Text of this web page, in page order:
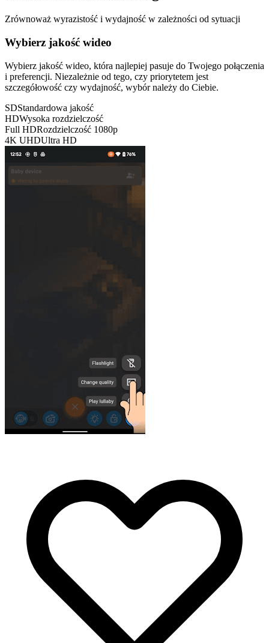
Zrównoważ wyrazistość i wydajność w zależności od sytuacji
Wybierz jakość wideo
Wybierz jakość wideo, która najlepiej pasuje do Twojego połączenia
i preferencji. Niezależnie od tego, czy priorytetem jest
szczegółowość czy wydajność, wybór należy do Ciebie.
SDStandardowa jakość
HDWysoka rozdzielczość
Full HDRozdzielczość 1080p
4K UHDUltra HD